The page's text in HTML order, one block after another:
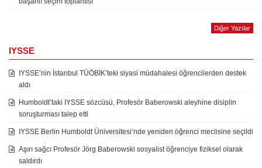
Diğer Yazılar
IYSSE
IYSSE’nin İstanbul TÜÖBİK’teki siyasi müdahalesi öğrencilerden destek
aldı
Humboldt’taki IYSSE sözcüsü, Profesör Baberowski aleyhine disiplin
soruşturması talep etti
IYSSE Berlin Humboldt Üniversitesi’nde yeniden öğrenci meclisine seçildi
Aşırı sağcı Profesör Jörg Baberowski sosyalist öğrenciye fiziksel olarak
saldırdı